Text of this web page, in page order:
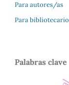
Para autores/as
Para
Palabras clave